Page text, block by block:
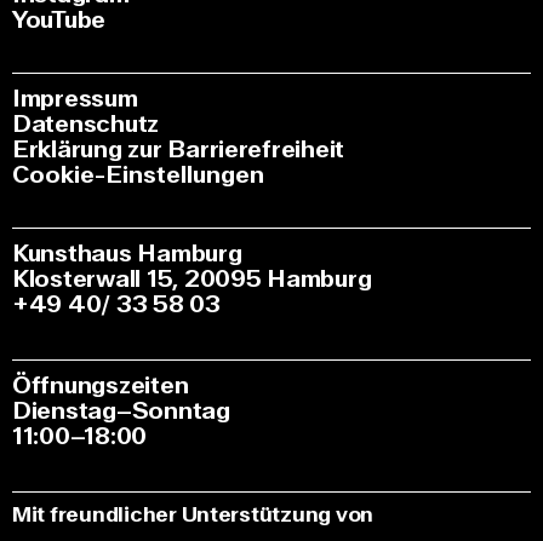
YouTube
Impressum
Datenschutz
Erklärung zur Barrierefreiheit
Cookie-Einstellungen
Kunsthaus Hamburg
Klosterwall 15, 20095 Hamburg
+49 40/ 33 58 03
Öffnungszeiten
Dienstag–Sonntag
11:00–18:00
Mit freundlicher Unterstützung von